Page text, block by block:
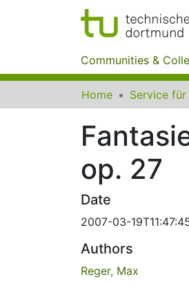
Communities &
Home
op. 27
Date
2007-03-
Authors
Reger, Max